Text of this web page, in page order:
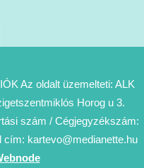
Az oldalt üzemelteti: ALK
Horog u 3.
szám / Cégjegyzékszám:
cím: kartevo@medianette.hu